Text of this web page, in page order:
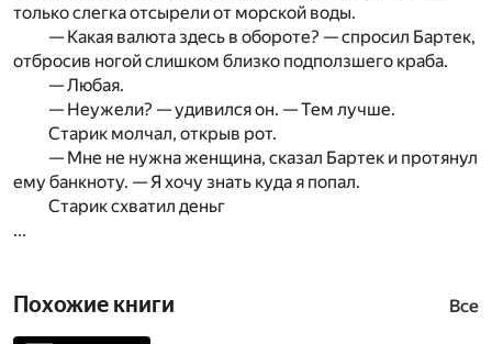
только слегка отсырели от морской воды.
— Какая валюта здесь в обороте? — спросил Бартек,
отбросив ногой слишком близко подползшего краба.
— Любая.
— Неужели? — удивился он. — Тем лучше.
Старик молчал, открыв рот.
— Мне не нужна женщина, сказал Бартек и протянул
ему банкноту. — Я хочу знать куда я попал.
Старик схватил деньг
...
Похожие книги Все